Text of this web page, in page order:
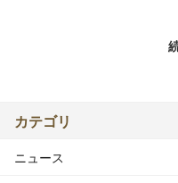
映画｢クローズZERO」
ル、音楽鑑賞で好きなア
カテゴリ
ニュース